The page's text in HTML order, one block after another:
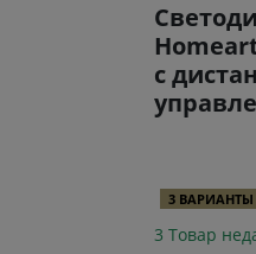
с
3 ВАРИАНТЫ
3 Товар